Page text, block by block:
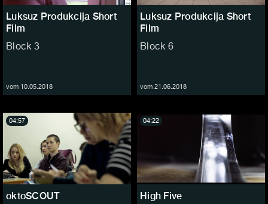
Luksuz Produkcija Short
Film
Block 3
vom 10.05.2018
Luksuz Produkcija Short
Film
Block 6
vom 21.06.2018
oktoSCOUT
04:57
High Five
04:22